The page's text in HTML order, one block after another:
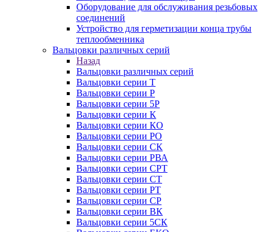
Оборудование для обслуживания резьбовых
соединений
Устройство для герметизации конца трубы
теплообменника
Вальцовки различных серий
Назад
Вальцовки различных серий
Вальцовки серии Т
Вальцовки серии Р
Вальцовки серии 5Р
Вальцовки серии К
Вальцовки серии КО
Вальцовки серии РО
Вальцовки серии СК
Вальцовки серии РВА
Вальцовки серии СРТ
Вальцовки серии СТ
Вальцовки серии РТ
Вальцовки серии СР
Вальцовки серии ВК
Вальцовки серии 5СК